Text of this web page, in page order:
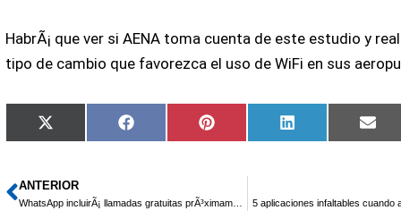
HabrÃ¡ que ver si AENA toma cuenta de este estudio y
tipo de cambio que favorezca el uso de WiFi en sus
Compartir
en
X
(Twitter)
Compartir
en
Facebook
Compartir
en
Pinterest
Compartir
en
LinkedIn
en
Ant
ANTERIOR
WhatsApp incluirÃ¡ llamadas gratuitas prÃ³ximamente 5 aplicaciones infaltables cuando